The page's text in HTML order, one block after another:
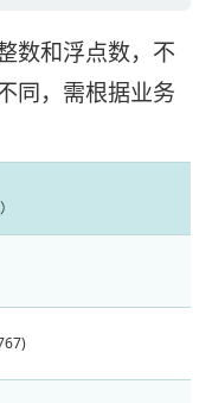
数和浮点数，不
同，需根据业务